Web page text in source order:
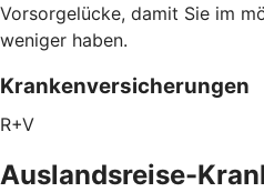
Vorsorgelücke, damit Sie im
weniger haben.
Krankenversicherungen
R+V
Auslandsreise-